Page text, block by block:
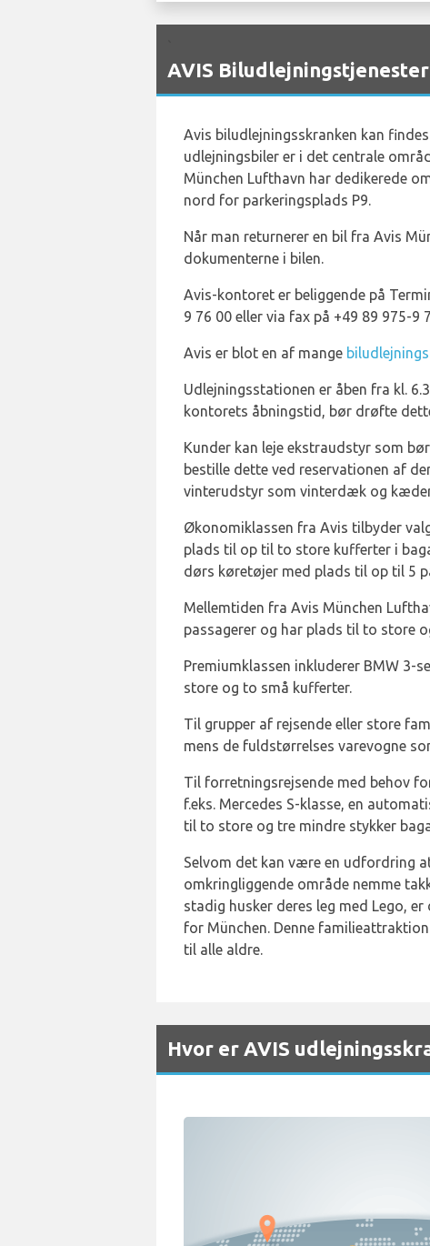
AVIS
Avis biludlejningsskranken kan
udlejningsbiler er i det centrale
München Lufthavn har dedikerede
nord for parkeringsplads P9.
Når man returnerer en bil fra Avis
dokumenterne i bilen.
Avis-kontoret er beliggende på
9 76 00 eller via fax på +49 89 975-9
Avis er blot en af mange
Udlejningsstationen er åben fra kl.
kontorets åbningstid, bør drøfte
Kunder kan leje ekstraudstyr som
bestille dette ved reservationen af
vinterudstyr som vinterdæk og
Økonomiklassen fra Avis tilbyder
plads til op til to store kufferter i
dørs køretøjer med plads til op til 5
Mellemtiden fra Avis München
passagerer og har plads til to store
Premiumklassen inkluderer BMW 3-
store og to små kufferter.
Til grupper af rejsende eller store
mens de fuldstørrelses varevogne
Til forretningsrejsende med behov
f.eks. Mercedes S-klasse, en
til to store og tre mindre stykker
Selvom det kan være en udfordring
omkringliggende område nemme
stadig husker deres leg med Lego,
for München. Denne
til alle aldre.
Hvor er AVIS